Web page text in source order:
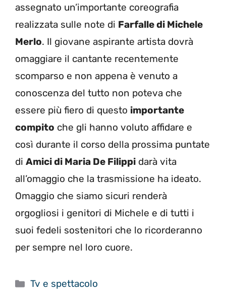
assegnato un’importante coreografia
realizzata sulle note di Farfalle di Michele
Merlo. Il giovane aspirante artista dovrà
omaggiare il cantante recentemente
scomparso e non appena è venuto a
conoscenza del tutto non poteva che
essere più fiero di questo importante
compito che gli hanno voluto affidare e
così durante il corso della prossima puntate
di Amici di Maria De Filippi darà vita
all’omaggio che la trasmissione ha ideato.
Omaggio che siamo sicuri renderà
orgogliosi i genitori di Michele e di tutti i
suoi fedeli sostenitori che lo ricorderanno
per sempre nel loro cuore.
Categorie
Tv e spettacolo